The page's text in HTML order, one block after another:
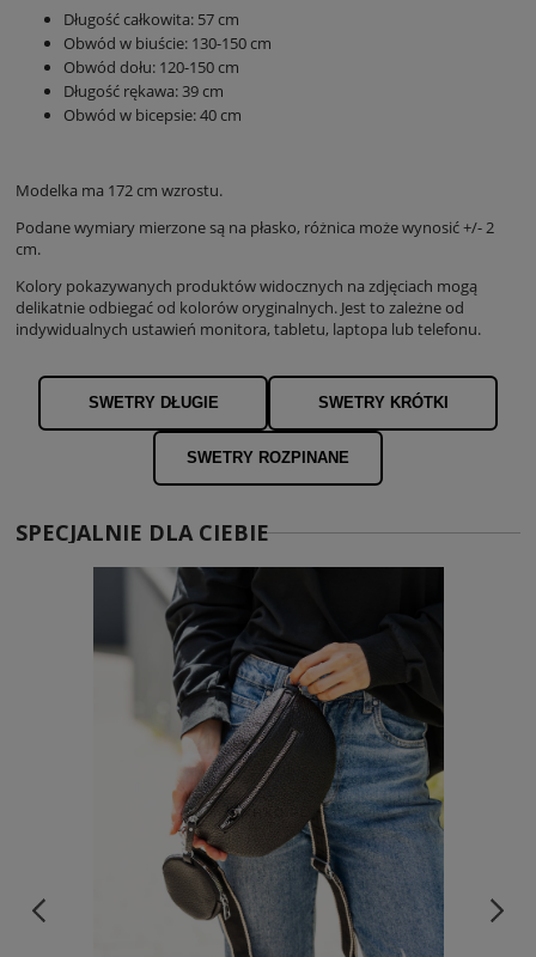
Długość całkowita: 57 cm
Obwód w biuście: 130-150 cm
Obwód dołu: 120-150 cm
Długość rękawa: 39 cm
Obwód w bicepsie: 40 cm
Modelka ma 172 cm wzrostu.
Podane wymiary mierzone są na płasko, różnica może wynosić +/- 2
cm.
Kolory pokazywanych produktów widocznych na zdjęciach mogą
delikatnie odbiegać od kolorów oryginalnych. Jest to zależne od
indywidualnych ustawień monitora, tabletu, laptopa lub telefonu.
SWETRY DŁUGIE SWETRY KRÓTKI
SWETRY ROZPINANE